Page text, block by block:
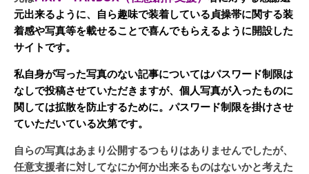
元出来るように、自ら趣味で装着している貞操帯に関する装
着感や写真等を載せることで喜んでもらえるように開設した
サイトです。
私自身が写った写真のない記事についてはパスワード制限は
なしで投稿させていただきますが、個人写真が入ったものに
関しては拡散を防止するために。パスワード制限を掛けさせ
ていただいている次第です。
自らの写真はあまり公開するつもりはありませんでしたが、
任意支援者に対してなにか何か出来るものはないかと考えた